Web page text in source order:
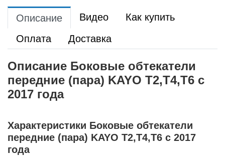
Описание Видео
Как купить
Оплата
Доставка
Описание Боковые обтекатели
передние (пара) KAYO T2,T4,Т6 с
2017 года
Характеристики Боковые обтекатели
передние (пара) KAYO T2,T4,Т6 с 2017
года